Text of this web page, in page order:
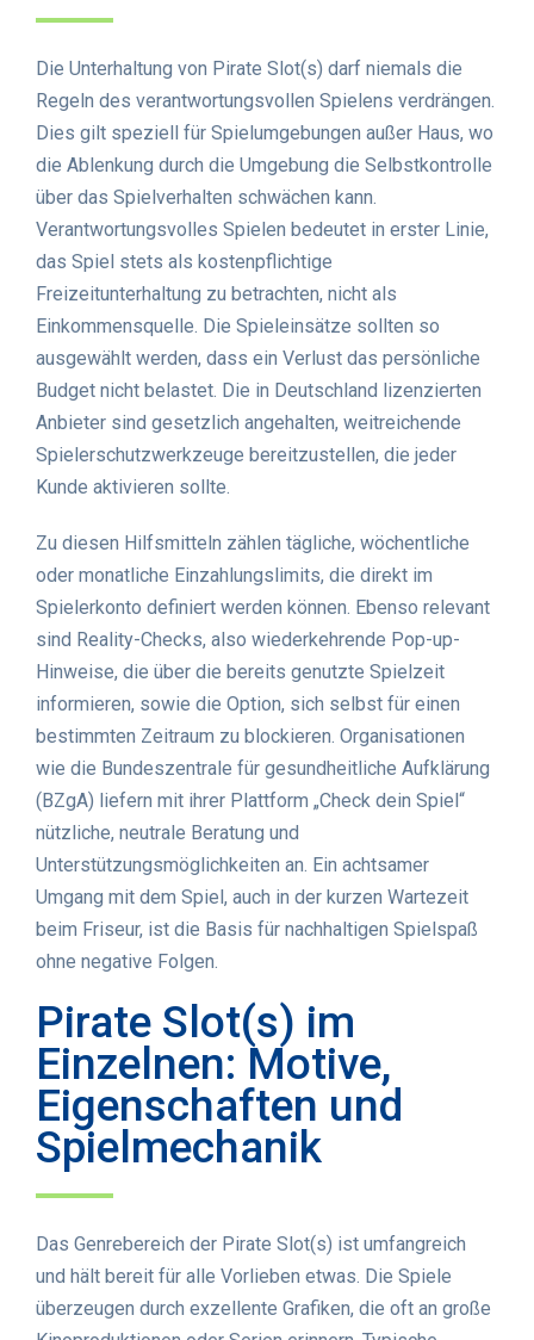
Die Unterhaltung von Pirate Slot(s) darf niemals die
Regeln des verantwortungsvollen Spielens verdrängen.
Dies gilt speziell für Spielumgebungen außer Haus, wo
die Ablenkung durch die Umgebung die Selbstkontrolle
über das Spielverhalten schwächen kann.
Verantwortungsvolles Spielen bedeutet in erster Linie,
das Spiel stets als kostenpflichtige
Freizeitunterhaltung zu betrachten, nicht als
Einkommensquelle. Die Spieleinsätze sollten so
ausgewählt werden, dass ein Verlust das persönliche
Budget nicht belastet. Die in Deutschland lizenzierten
Anbieter sind gesetzlich angehalten, weitreichende
Spielerschutzwerkzeuge bereitzustellen, die jeder
Kunde aktivieren sollte.
Zu diesen Hilfsmitteln zählen tägliche, wöchentliche
oder monatliche Einzahlungslimits, die direkt im
Spielerkonto definiert werden können. Ebenso relevant
sind Reality-Checks, also wiederkehrende Pop-up-
Hinweise, die über die bereits genutzte Spielzeit
informieren, sowie die Option, sich selbst für einen
bestimmten Zeitraum zu blockieren. Organisationen
wie die Bundeszentrale für gesundheitliche Aufklärung
(BZgA) liefern mit ihrer Plattform „Check dein Spiel“
nützliche, neutrale Beratung und
Unterstützungsmöglichkeiten an. Ein achtsamer
Umgang mit dem Spiel, auch in der kurzen Wartezeit
beim Friseur, ist die Basis für nachhaltigen Spielspaß
ohne negative Folgen.
Pirate Slot(s) im
Einzelnen: Motive,
Eigenschaften und
Spielmechanik
Das Genrebereich der Pirate Slot(s) ist umfangreich
und hält bereit für alle Vorlieben etwas. Die Spiele
überzeugen durch exzellente Grafiken, die oft an große